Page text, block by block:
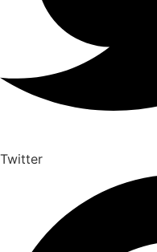
Twitter